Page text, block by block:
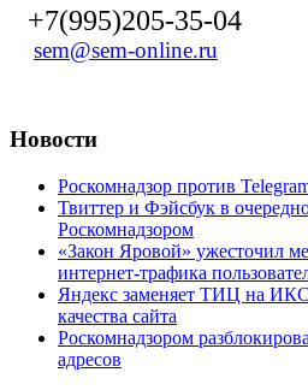
+7(995)205-35-04
sem@sem-online.ru
Новости
Роскомнадзор против
Твиттер и Фэйсбук в
Роскомнадзором
«Закон Яровой» ужесточил
интернет-трафика
Яндекс заменяет ТИЦ на
качества сайта
Роскомнадзором
адресов